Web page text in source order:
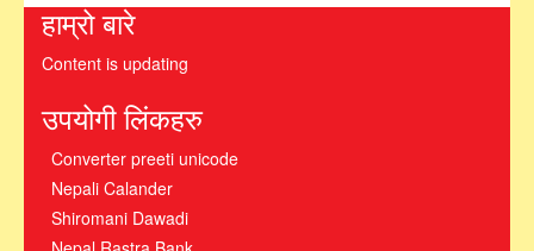
हाम्रो बारे
Content is updating
उपयोगी लिंकहरु
Converter preeti unicode
Nepali Calander
Shiromani Dawadi